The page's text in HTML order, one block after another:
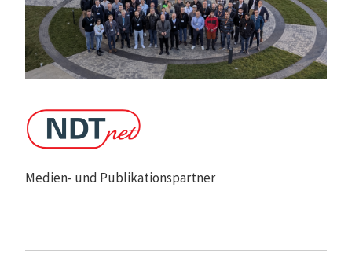
Medien- und Publikationspartner